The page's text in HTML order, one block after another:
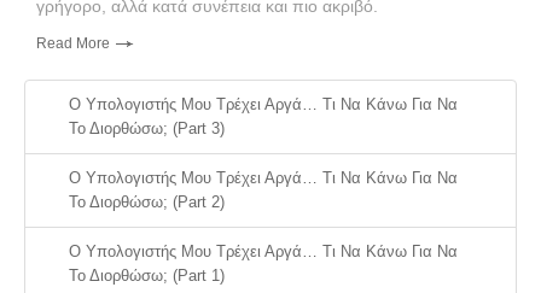
γρήγορο, αλλά κατά συνέπεια και πιο ακριβό.
Read More
Ο Υπολογιστής Μου Τρέχει Αργά… Τι Να Κάνω Για Να
Το Διορθώσω; (part 3)
Ο Υπολογιστής Μου Τρέχει Αργά… Τι Να Κάνω Για Να
Το Διορθώσω; (part 2)
Ο Υπολογιστής Μου Τρέχει Αργά… Τι Να Κάνω Για Να
Το Διορθώσω; (part 1)